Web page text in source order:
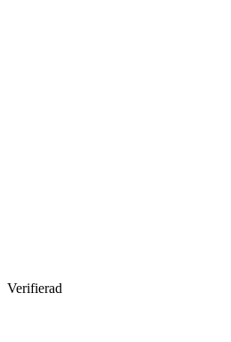
Verifierad